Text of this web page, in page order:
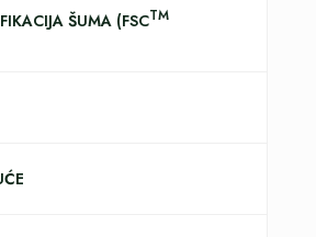
ŠUMA (FSCTM